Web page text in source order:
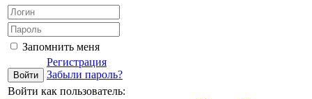
Запомнить меня
Регистрация
Забыли пароль?
Войти как пользователь: